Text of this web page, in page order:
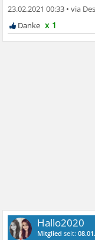
23.02.2021 00:33 •
x 1
Hallo2020
Mitglied seit: